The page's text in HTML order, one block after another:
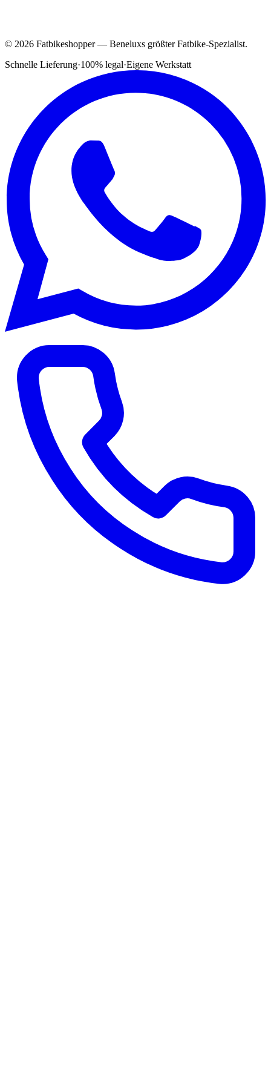
© 2026 Fatbikeshopper — Beneluxs größter Fatbike-Spezialist.
Schnelle Lieferung·100% legal·Eigene Werkstatt